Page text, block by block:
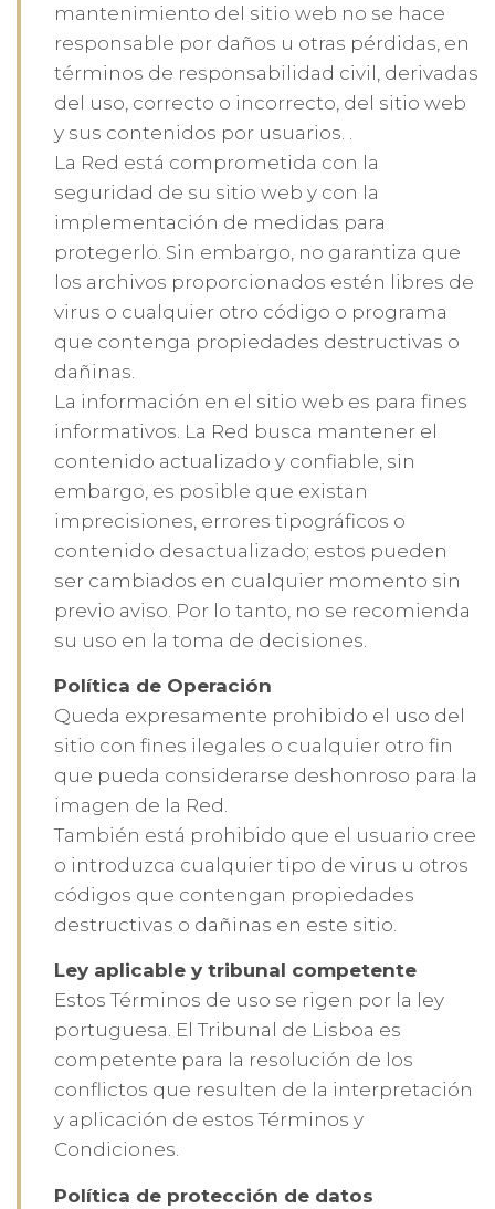
mantenimiento del sitio web no se hace
responsable por daños u otras pérdidas, en
términos de responsabilidad civil, derivadas
del uso, correcto o incorrecto, del sitio web
y sus contenidos por usuarios. .
La Red está comprometida con la
seguridad de su sitio web y con la
implementación de medidas para
protegerlo. Sin embargo, no garantiza que
los archivos proporcionados estén libres de
virus o cualquier otro código o programa
que contenga propiedades destructivas o
dañinas.
La información en el sitio web es para fines
informativos. La Red busca mantener el
contenido actualizado y confiable, sin
embargo, es posible que existan
imprecisiones, errores tipográficos o
contenido desactualizado; estos pueden
ser cambiados en cualquier momento sin
previo aviso. Por lo tanto, no se recomienda
su uso en la toma de decisiones.
Política de Operación
Queda expresamente prohibido el uso del
sitio con fines ilegales o cualquier otro fin
que pueda considerarse deshonroso para la
imagen de la Red.
También está prohibido que el usuario cree
o introduzca cualquier tipo de virus u otros
códigos que contengan propiedades
destructivas o dañinas en este sitio.
Ley aplicable y tribunal competente
Estos Términos de uso se rigen por la ley
portuguesa. El Tribunal de Lisboa es
competente para la resolución de los
conflictos que resulten de la interpretación
y aplicación de estos Términos y
Condiciones.
Política de protección de datos